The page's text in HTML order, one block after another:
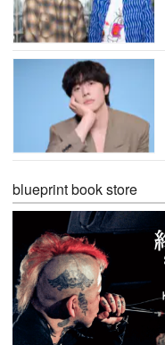
blueprint book store